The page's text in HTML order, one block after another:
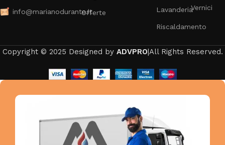
info@marianodurante.itOfferte Lavanderia
Riscaldamento
Vernici
Copyright © 2025 Designed by ADVPRO|All Rights Reserved.